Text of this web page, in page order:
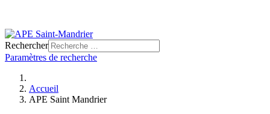
Rechercher
Paramètres de recherche
Accueil
APE Saint Mandrier